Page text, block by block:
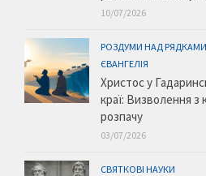
10/07/2026
РОЗДУМИ НАД РЯДКАМИ
ЄВАНГЕЛІЯ
Христос у
краї: Визволення з
розпачу
03/07/2026
СВЯТКОВІ НАУКИ